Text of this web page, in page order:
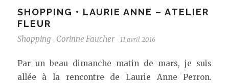
SHOPPING • LAURIE ANNE – ATELIER
FLEUR
Shopping - Corinne Faucher - 11 avril 2016
Par un beau dimanche matin de mars, je suis
allée à la rencontre de Laurie Anne Perron.